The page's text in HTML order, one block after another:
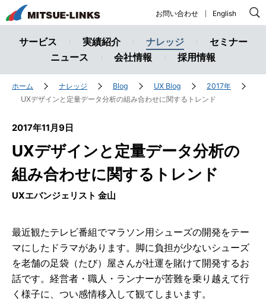
式
会
エ
ン
ク
ス
お問い合わせ English
サービス 実績紹介 ナレッジ
セミナー
ニュース
会社情報 採用情報
ホーム ナレッジ Blog UX Blog
2017年
UXデザインと定量データ分析の組み合わせに関するトレンド
2017年11月9日
UXデザインと定量データ分析の
組み合わせに関するトレンド
UXエバンジェリスト 金山
最近観たテレビ番組でマラソン用シューズの開発をテー
マにしたドラマがあります。脚に負担が少ないシューズ
を老舗の足袋（たび）屋さんが社運を賭けて開発するお
話です。経営者・職人・ランナーが苦難を乗り越えて行
く様子に、つい感情移入して観てしまいます。